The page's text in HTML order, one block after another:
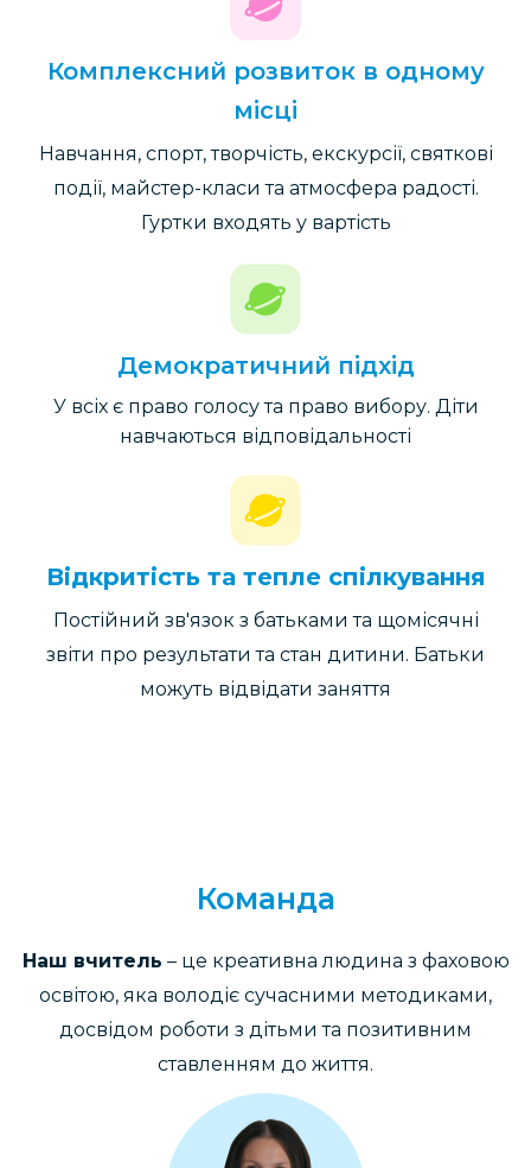
Комплексний розвиток в одному
місці
Навчання, спорт, творчість, екскурсії, святкові
події, майстер-класи та атмосфера радості.
Гуртки входять у вартість
Демократичний підхід
У всіх є право голосу та право вибору. Діти
навчаються відповідальності
Відкритість та тепле спілкування
Постійний зв'язок з батьками та щомісячні
звіти про результати та стан дитини. Батьки
можуть відвідати заняття
Команда
Наш вчитель – це креативна людина з фаховою
освітою, яка володіє сучасними методиками,
досвідом роботи з дітьми та позитивним
ставленням до життя.